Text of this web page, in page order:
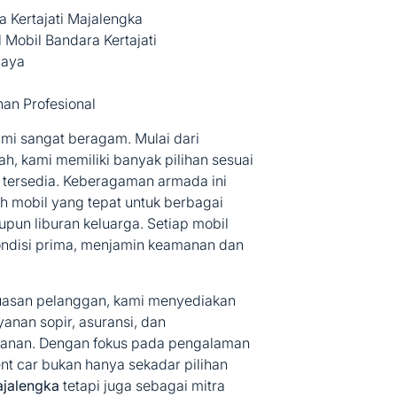
Kertajati Majalengka
Mobil Bandara Kertajati
Profesional
sangat beragam. Mulai dari
kami memiliki banyak pilihan sesuai
Keberagaman armada ini
mobil yang tepat untuk berbagai
liburan keluarga. Setiap mobil
prima, menjamin keamanan dan
pelanggan, kami menyediakan
sopir, asuransi, dan
Dengan fokus pada pengalaman
car bukan hanya sekadar pilihan
tetapi juga sebagai mitra